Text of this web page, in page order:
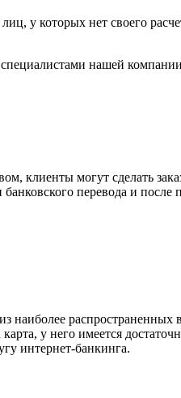
у которых нет своего
нашей
клиенты могут сделать
перевода и
у него имеется
интернет-банкинга.